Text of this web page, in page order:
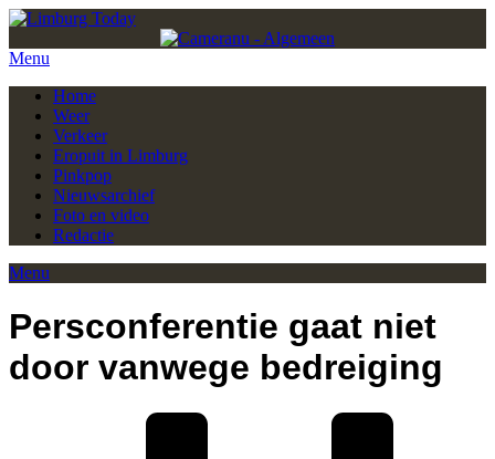
Menu
Home
Weer
Verkeer
Eropuit in Limburg
Pinkpop
Nieuwsarchief
Foto en video
Redactie
Menu
Persconferentie gaat niet
door vanwege bedreiging